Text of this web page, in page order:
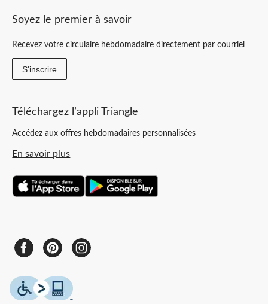
Soyez le premier à savoir
Recevez votre circulaire hebdomadaire directement par courriel
S'inscrire
Téléchargez l’appli Triangle
Accédez aux offres hebdomadaires personnalisées
En savoir plus